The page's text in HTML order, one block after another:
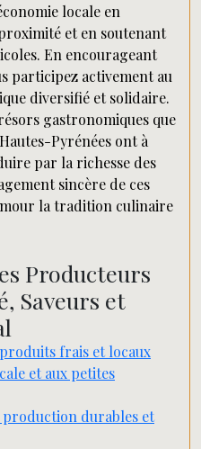
locale en
et en soutenant
En encourageant
participez activement au
diversifié et solidaire.
gastronomiques que
Pyrénées ont à
par la richesse des
sincère de ces
la tradition culinaire
Producteurs
Saveurs et
frais et locaux
et aux petites
production durables et